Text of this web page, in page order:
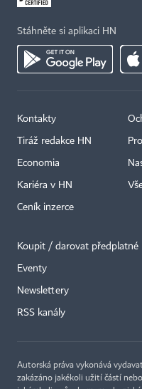
Stáhněte si aplikaci HN
Kontakty
Tiráž redakce HN
Economia
Kariéra v HN
Ceník inzerce
Koupit / darovat předplatné
Eventy
Newslettery
RSS kanály
Autorská práva vykonává
zakázáno jakékoli užití částí